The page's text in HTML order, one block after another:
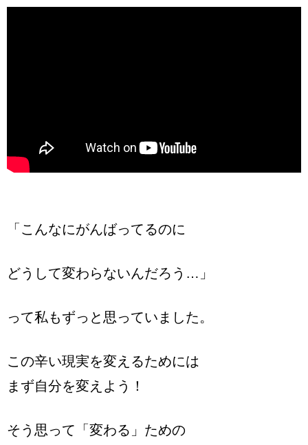
「こんなにがんばってるのに
どうして変わらないんだろう…」
って私もずっと思っていました。
この辛い現実を変えるためには
まず自分を変えよう！
そう思って「変わる」ための